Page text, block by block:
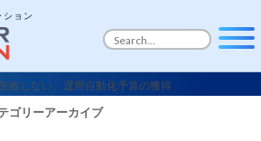
ョン
失敗しない、運用自動化予算の獲得
ゴリーアーカイブ